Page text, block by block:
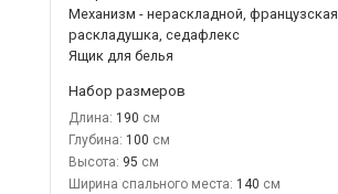
Механизм - нераскладной, французская
раскладушка, седафлекс
Ящик для белья
Набор размеров
Длина: 190
Глубина: 100
Высота: 95
Ширина спального места: 140